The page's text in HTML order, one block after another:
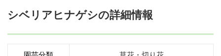
シベリアヒナゲシの詳細情報